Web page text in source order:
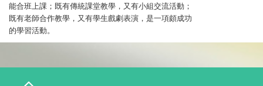
能合班上課；既有傳統課堂教學，又有小組交流活動；
既有老師合作教學，又有學生戲劇表演，是一項頗成功
的學習活動。
T